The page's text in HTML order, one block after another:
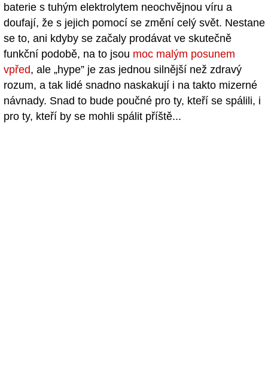
baterie s tuhým elektrolytem neochvějnou víru a
doufají, že s jejich pomocí se změní celý svět. Nestane
se to, ani kdyby se začaly prodávat ve skutečně
funkční podobě, na to jsou moc malým posunem
vpřed, ale „hype” je zas jednou silnější než zdravý
rozum, a tak lidé snadno naskakují i na takto mizerné
návnady. Snad to bude poučné pro ty, kteří se spálili, i
pro ty, kteří by se mohli spálit příště...